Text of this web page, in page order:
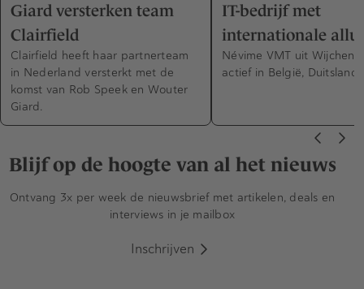
Giard versterken team
Clairfield
Clairfield heeft haar partnerteam
in Nederland versterkt met de
komst van Rob Speek en Wouter
Giard.
IT-bedrijf met
internationale
Névime VMT uit Wijchen
actief in België, Duitsland
Blijf op de hoogte van al het nieuws
Ontvang 3x per week de nieuwsbrief met artikelen, deals en
interviews in je mailbox
Inschrijven